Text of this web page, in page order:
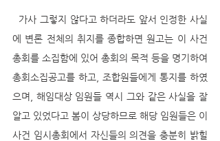
에 변론 전체의 취지를 종합하면 원고는 이 사건
총회를 소집함에 있어 총회의 목적 등을 명기하여
총회소집공고를 하고, 조합원들에게 통지를 하였
으며, 해임대상 임원들 역시 그와 같은 사실을 잘
알고 있었다고 봄이 상당하므로 해당 임원들은 이
사건 임시총회에서 자신들의 의견을 충분히 밝힐